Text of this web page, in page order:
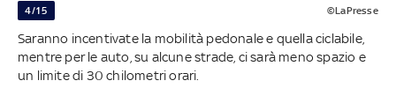
4/15 ©LaPresse
Saranno incentivate la mobilità pedonale e quella ciclabile,
mentre per le auto, su alcune strade, ci sarà meno spazio e
un limite di 30 chilometri orari.